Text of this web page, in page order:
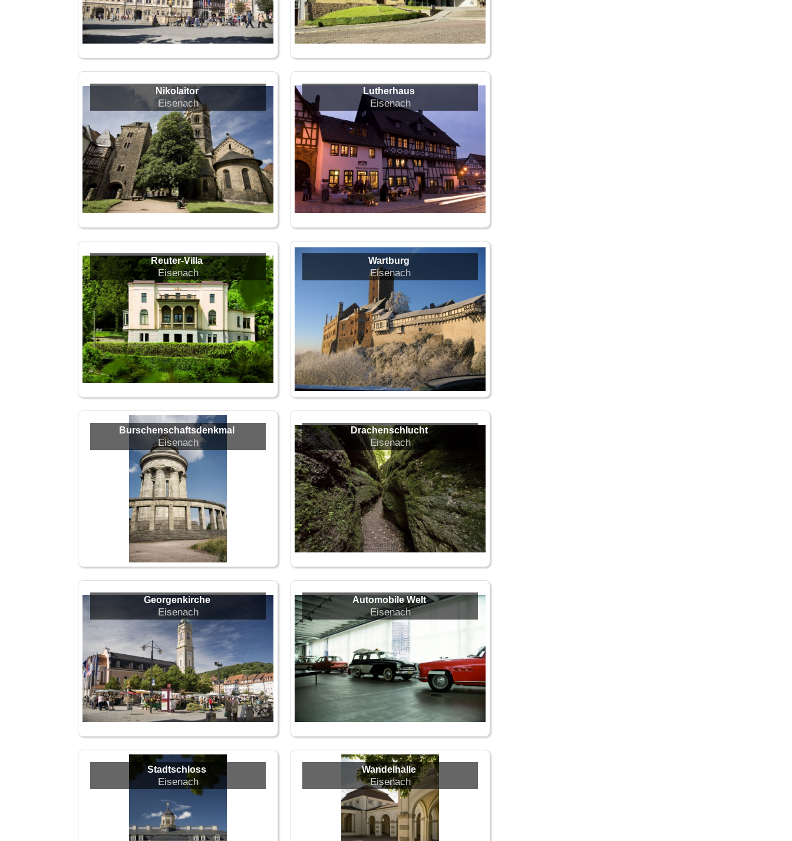
Nikolaitor
Eisenach
Reuter-Villa
Eisenach
Burschenschaftsdenkmal
Eisenach
Georgenkirche
Eisenach
Stadtschloss
Eisenach
Lutherhaus
Eisenach
Wartburg
Eisenach
Drachenschlucht
Eisenach
Automobile Welt
Eisenach
Wandelhalle
Eisenach